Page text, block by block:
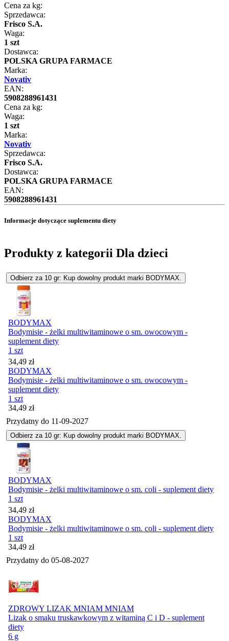
Cena za kg:
Sprzedawca:
Frisco S.A.
Waga:
1 szt
Dostawca:
POLSKA GRUPA FARMACE
Marka:
Novativ
EAN:
5908288961431
Cena za kg:
Waga:
1 szt
Marka:
Novativ
Sprzedawca:
Frisco S.A.
Dostawca:
POLSKA GRUPA FARMACE
EAN:
5908288961431
Informacje dotyczące suplementu diety
Produkty z kategorii Dla dzieci
Odbierz za 10 gr: Kup dowolny produkt marki BODYMAX.
BODYMAX
Bodymisie - żelki multiwitaminowe o sm. owocowym -
suplement diety
1 szt
Cena
34,49 zł
BODYMAX
Bodymisie - żelki multiwitaminowe o sm. owocowym -
suplement diety
1 szt
Cena
34,49 zł
Przydatny do 11-09-2027
Odbierz za 10 gr: Kup dowolny produkt marki BODYMAX.
BODYMAX
Bodymisie - żelki multiwitaminowe o sm. coli - suplement diety
1 szt
Cena
34,49 zł
BODYMAX
Bodymisie - żelki multiwitaminowe o sm. coli - suplement diety
1 szt
Cena
34,49 zł
Przydatny do 05-08-2027
ZDROWY LIZAK MNIAM MNIAM
Lizak o smaku truskawkowym z witaminą C i D - suplement
diety
6 g